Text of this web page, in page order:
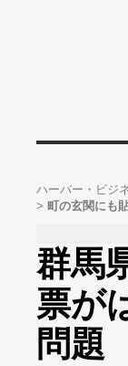
ハーバー・ビジ
町の玄関にも
群馬
票が
問題